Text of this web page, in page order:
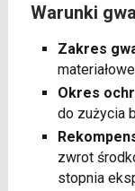
Warunki
Zakres
Okres
do zużycia
zwrot
stopnia